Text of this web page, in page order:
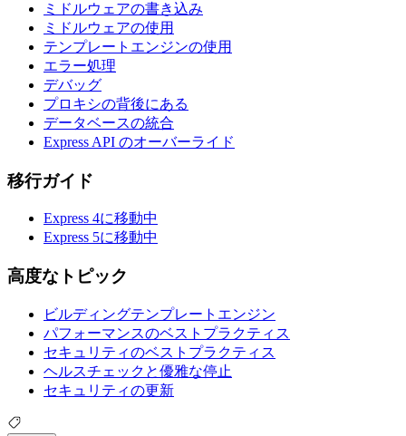
ミドルウェアの書き込み
ミドルウェアの使用
テンプレートエンジンの使用
エラー処理
デバッグ
プロキシの背後にある
データベースの統合
Express API のオーバーライド
移行ガイド
Express 4に移動中
Express 5に移動中
高度なトピック
ビルディングテンプレートエンジン
パフォーマンスのベストプラクティス
セキュリティのベストプラクティス
ヘルスチェックと優雅な停止
セキュリティの更新